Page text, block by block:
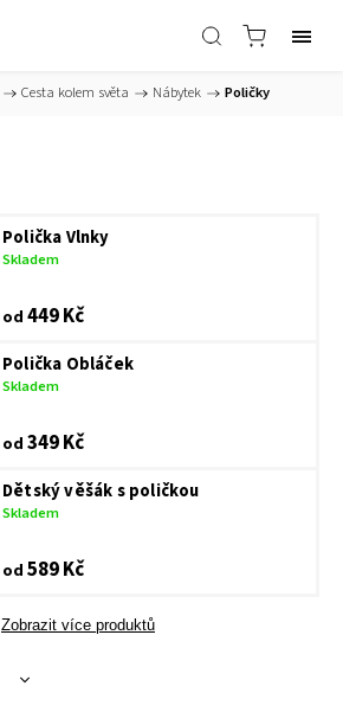
/ Cesta kolem světa / Nábytek / Poličky
Polička Vlnky
Skladem
od 449 Kč
Polička Obláček
Skladem
od 349 Kč
Dětský věšák s poličkou
Skladem
od 589 Kč
Zobrazit více produktů